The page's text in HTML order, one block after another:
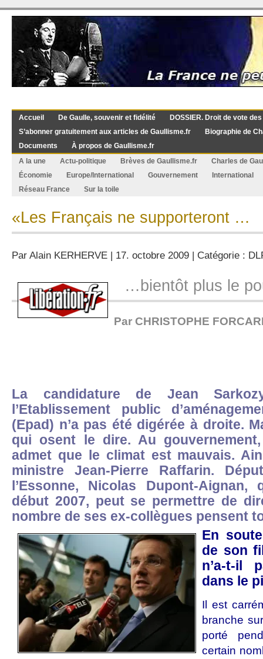
Accueil De Gaulle, souvenir et fidélité
DOSSIER. Droit de vote
S’abonner gratuitement aux articles de Gaullisme.fr
Biographie de
Documents
À propos de Gaullisme.fr
A la une
Actu-politique Brèves de Gaullisme.fr
Charles de
Économie
Europe/International Gouvernement
International
Réseau France
Sur la toile
«Les Français ne supporteront …
Par Alain KERHERVE | 17. octobre 2009 | Catégorie :
…bientôt plus le
Par CHRISTOPHE
La candidature de Jean
l’Etablissement public
(Epad) n’a pas été digérée à droite.
qui osent le dire. Au
admet que le climat est mauvais.
ministre Jean-Pierre Raffarin.
l’Essonne, Nicolas Dupont-Aignan,
début 2007, peut se permettre de
nombre de ses ex-collègues pensent
En
de son
n’a-t-il
dans le
Il est
branche
porté
certain